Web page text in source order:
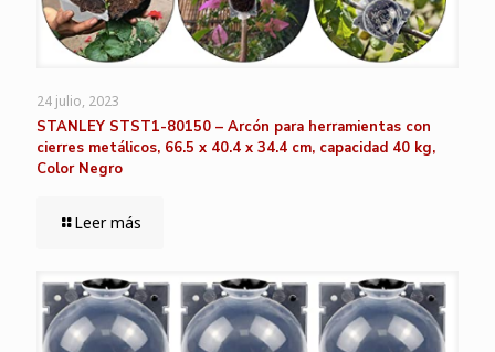
24 julio, 2023
STANLEY STST1-80150 – Arcón para herramientas con
cierres metálicos, 66.5 x 40.4 x 34.4 cm, capacidad 40 kg,
Color Negro
Leer más